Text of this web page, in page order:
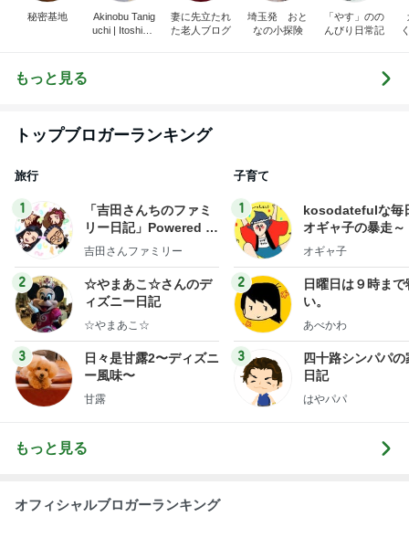
秘密基地
Akinobu Tanig
uchi | Itoshima
妻に先立たれ
た老人ブログ
埼玉発 おと
なの小探険
「やす」のの
んびり日常記
もっと見る
トップブロガーランキング
旅行
1
「吉田さんちのファミ
リー日記」Powered b
y Ameba 吉田さんファ
ログ
吉田さんファミリー
2
☆やまあこ☆さんのデ
ィズニー日記
☆やまあこ☆
3
日々是甘露2〜ディズニ
ー風味〜
甘露
子育て
1
kosodatefulな毎
オギャ子の暴走～
オギャ子
2
日曜日は９時まで
い。
あべかわ
3
四十路シンパパの
日記
はやパパ
もっと見る
オフィシャルブロガーランキング